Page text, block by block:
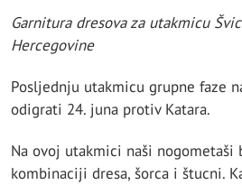
Garnitura dresova za utakmicu
Hercegovine
Posljednju utakmicu grupne faze
odigrati 24. juna protiv Katara.
Na ovoj utakmici naši nogometaši
kombinaciji dresa, šorca i štucni.